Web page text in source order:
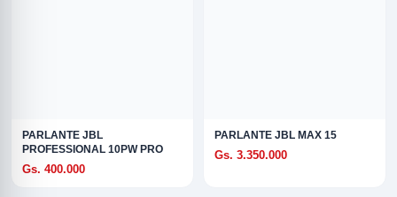
PARLANTE JBL
PROFESSIONAL 10PW PRO
Gs. 400.000
PARLANTE JBL MAX 15
Gs. 3.350.000